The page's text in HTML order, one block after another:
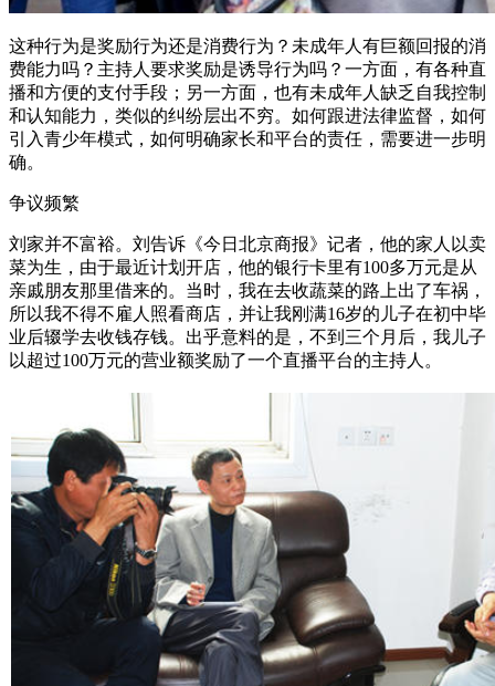
这种行为是奖励行为还是消费行为？未成年人有巨额回报的消
费能力吗？主持人要求奖励是诱导行为吗？一方面，有各种直
播和方便的支付手段；另一方面，也有未成年人缺乏自我控制
和认知能力，类似的纠纷层出不穷。如何跟进法律监督，如何
引入青少年模式，如何明确家长和平台的责任，需要进一步明
确。
争议频繁
刘家并不富裕。刘告诉《今日北京商报》记者，他的家人以卖
菜为生，由于最近计划开店，他的银行卡里有100多万元是从
亲戚朋友那里借来的。当时，我在去收蔬菜的路上出了车祸，
所以我不得不雇人照看商店，并让我刚满16岁的儿子在初中毕
业后辍学去收钱存钱。出乎意料的是，不到三个月后，我儿子
以超过100万元的营业额奖励了一个直播平台的主持人。